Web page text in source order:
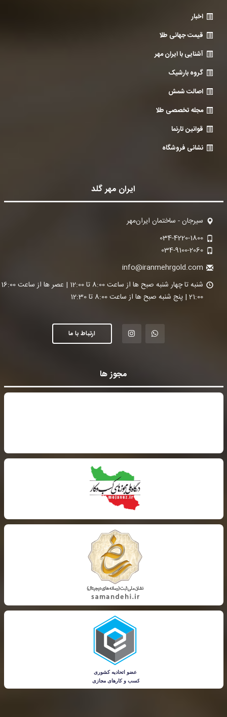
اخبار
قیمت جهانی طلا
آشنایی با ایران مهر
گروه بارشیک
اصالت شمش
مجله تخصصی طلا
قوانین تارنما
نشانی فروشگاه
ایران مهر گلد
سیرجان - ساختمان ایران‌مهر
034-4220-1800
034-9100-2060
info@iranmehrgold.com
21:00 | پنج شنبه صبح ها از ساعت 8:00 تا 12:30
ارتباط با ما
مجوز ها